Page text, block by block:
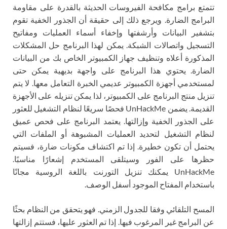
تتمتع برامج مكافحة الفيروسات الحديثة بالقدرة على مقاومة
البرامج الضارة. ويرجع ذلك إلى حقيقة أن الجذور الخفية تقوم
بتشفير البيانات وأرشفتها وإخفاء أسماء العمليات ومفاتيح
التسجيل واتصالات الشبكة. يمكن لهذا البرنامج حل المشكلات
المذكورة أعلاه وتنظيف جهاز الكمبيوتر الخاص بك من البيانات
الضارة. يحتوي هذا البرنامج على واجهة بديهية يمكن حتى
لمستخدمي أجهزة الكمبيوتر عديمي الخبرة التعامل معها. لا يتم
تنزيل منتج البرنامج على الكمبيوتر، لذا يمكن تنزيله على الأجهزة
القديمة. يضمن UnHackMe فحصًا سريعًا لنظام التشغيل للعثور
على الجذور الخفية وإزالتها. يعتمد البرنامج على فحص عميق
لنظام التشغيل لتحديد العمليات المشبوهة أو الملفات التي
يحتمل أن تكون خطيرة. إذا تم اكتشاف مكونات ضارة، فسيتم
حظرها على الفور وسيتلقى المستخدم إشعارًا مناسبًا.
UnHackMe يمكنك تنزيل التورنت باللغة الروسية مجانًا
باستخدام المفتاح الموجود أسفل الوصف.
المسح التلقائي وفقا للجدول الزمني. فهو يتحقق من النظام بحثًا
عن البرامج غير المرغوب فيها. إذا تم العثور عليها، فستتم إزالتها